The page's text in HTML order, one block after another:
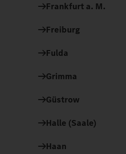
Frankfurt a. M.
Freiburg
Fulda
Grimma
Güstrow
Halle (Saale)
Haan